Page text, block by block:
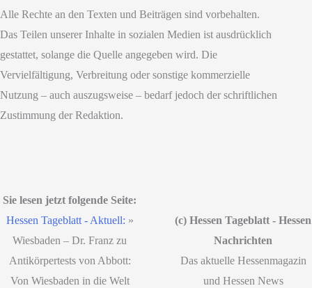
Alle Rechte an den Texten und Beiträgen sind vorbehalten.
Das Teilen unserer Inhalte in sozialen Medien ist ausdrücklich
gestattet, solange die Quelle angegeben wird. Die
Vervielfältigung, Verbreitung oder sonstige kommerzielle
Nutzung – auch auszugsweise – bedarf jedoch der schriftlichen
Zustimmung der Redaktion.
Sie lesen jetzt folgende Seite:
Hessen Tageblatt - Aktuell: »
Wiesbaden – Dr. Franz zu
Antikörpertests von Abbott:
Von Wiesbaden in die Welt
(c) Hessen Tageblatt - Hessen
Nachrichten
Das aktuelle Hessenmagazin
und Hessen News